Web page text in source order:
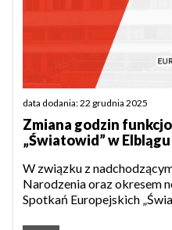
data dodania: 22 grudnia 2025
Zmiana godzin
„Światowid” w
W związku z
Narodzenia oraz okresem
Spotkań Europejskich